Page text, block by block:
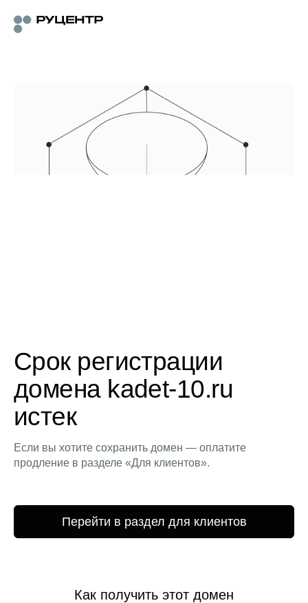
Срок регистрации
домена kadet-10.ru
истек
Если вы хотите сохранить домен — оплатите
продление в разделе «Для клиентов».
Перейти в раздел для клиентов
Как получить этот домен